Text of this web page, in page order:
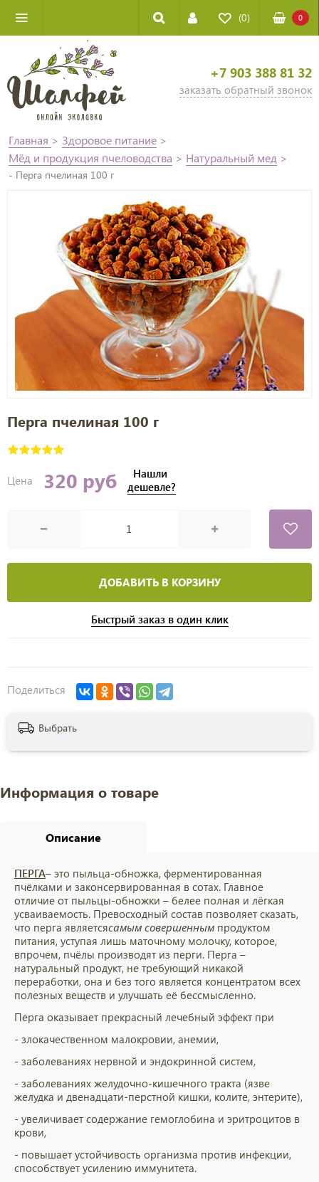
(0) 0
+7 903 388 81 32
заказать обратный звонок
Главная > Здоровое питание >
Мёд и продукция пчеловодства > Натуральный мед >
- Перга пчелиная 100 г
Перга пчелиная 100 г
Цена 320 руб
Нашли
дешевле?
ДОБАВИТЬ В КОРЗИНУ
Быстрый заказ в один клик
Поделиться
Выбрать
Информация о товаре
Описание
ПЕРГА– это пыльца-обножка, ферментированная
пчёлками и законсервированная в сотах. Главное
отличие от пыльцы-обножки – белее полная и лёгкая
усваиваемость. Превосходный состав позволяет сказать,
что перга являетсясамым совершенным продуктом
питания, уступая лишь маточному молочку, которое,
впрочем, пчёлы производят из перги. Перга –
натуральный продукт, не требующий никакой
переработки, она и без того является концентратом всех
полезных веществ и улучшать её бессмысленно.
Перга оказывает прекрасный лечебный эффект при
- злокачественном малокровии, анемии,
- заболеваниях нервной и эндокринной систем,
- заболеваниях желудочно-кишечного тракта (язве
желудка и двенадцати-перстной кишки, колите, энтерите),
- увеличивает содержание гемоглобина и эритроцитов в
крови,
- повышает устойчивость организма против инфекции,
способствует усилению иммунитета.